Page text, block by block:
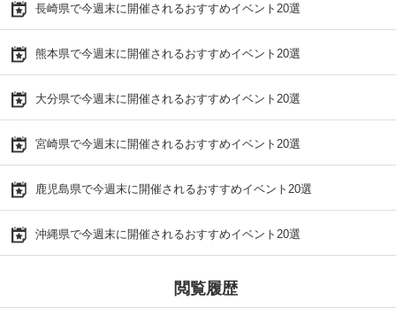
長崎県で今週末に開催されるおすすめイベント20選
熊本県で今週末に開催されるおすすめイベント20選
大分県で今週末に開催されるおすすめイベント20選
宮崎県で今週末に開催されるおすすめイベント20選
鹿児島県で今週末に開催されるおすすめイベント20選
沖縄県で今週末に開催されるおすすめイベント20選
閲覧履歴